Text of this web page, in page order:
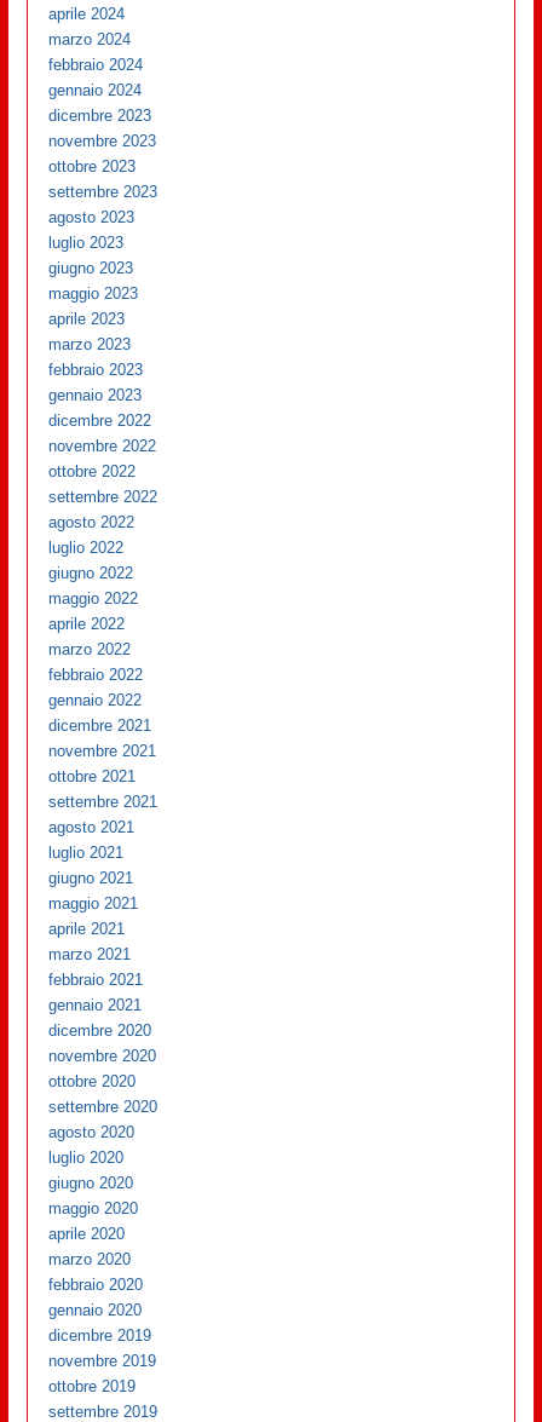
aprile 2024
marzo 2024
febbraio 2024
gennaio 2024
dicembre 2023
novembre 2023
ottobre 2023
settembre 2023
agosto 2023
luglio 2023
giugno 2023
maggio 2023
aprile 2023
marzo 2023
febbraio 2023
gennaio 2023
dicembre 2022
novembre 2022
ottobre 2022
settembre 2022
agosto 2022
luglio 2022
giugno 2022
maggio 2022
aprile 2022
marzo 2022
febbraio 2022
gennaio 2022
dicembre 2021
novembre 2021
ottobre 2021
settembre 2021
agosto 2021
luglio 2021
giugno 2021
maggio 2021
aprile 2021
marzo 2021
febbraio 2021
gennaio 2021
dicembre 2020
novembre 2020
ottobre 2020
settembre 2020
agosto 2020
luglio 2020
giugno 2020
maggio 2020
aprile 2020
marzo 2020
febbraio 2020
gennaio 2020
dicembre 2019
novembre 2019
ottobre 2019
settembre 2019